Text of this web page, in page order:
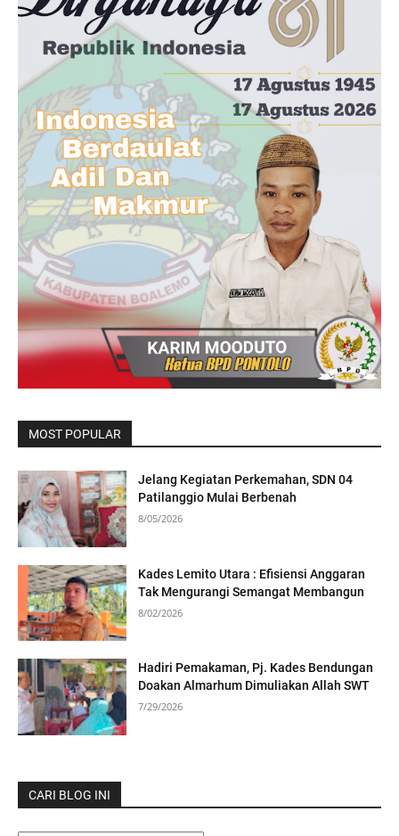
MOST POPULAR
Jelang Kegiatan Perkemahan, SDN 04
Patilanggio Mulai Berbenah
8/05/2026
Kades Lemito Utara : Efisiensi Anggaran
Tak Mengurangi Semangat Membangun
8/02/2026
Hadiri Pemakaman, Pj. Kades Bendungan
Doakan Almarhum Dimuliakan Allah SWT
7/29/2026
CARI BLOG INI